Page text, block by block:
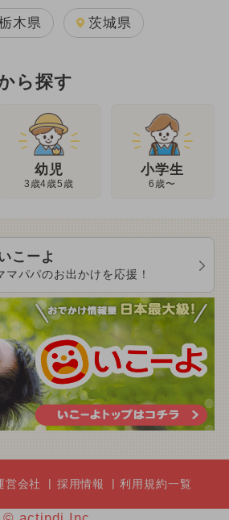
木県 茨城県
ら探す
幼児
3歳4歳5歳
小学生
6歳〜
こーよ
マパパのお出かけを応援！
営会社 採用情報 利用規約一覧